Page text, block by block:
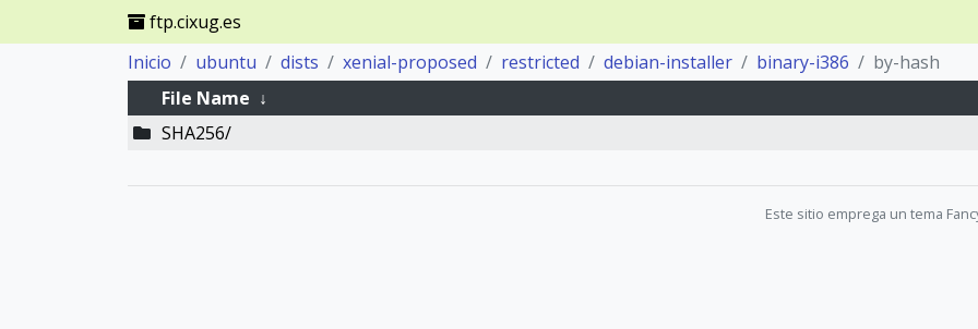
ftp.cixug.es
Inicio
ubuntu dists xenial-proposed restricted debian-installer binary-i386
by-hash
File Name ↓
SHA256/
Este sitio emprega un tema